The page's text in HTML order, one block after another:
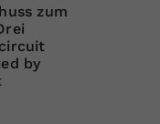
zum
by